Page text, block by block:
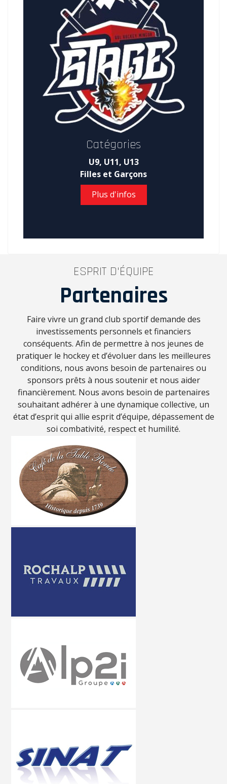
Catégories
U9, U11, U13
Filles et Garçons
Plus d'infos
ESPRIT D'ÉQUIPE
Partenaires
Faire vivre un grand club sportif demande des
investissements personnels et financiers
conséquents. Afin de permettre à nos jeunes de
pratiquer le hockey et d’évoluer dans les meilleures
conditions, nous avons besoin de partenaires ou
sponsors prêts à nous soutenir et nous aider
financièrement. Nous avons besoin de partenaires
souhaitant adhérer à une dynamique collective, un
état d’esprit qui allie esprit d’équipe, dépassement de
soi combativité, respect et humilité.